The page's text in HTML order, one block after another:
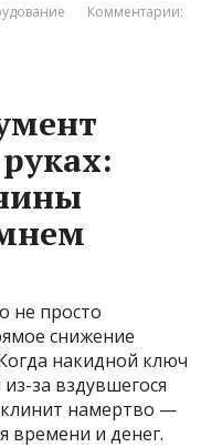
Комментарии:
не просто
снижение
накидной ключ
за вздувшегося
намертво —
времени и денег.